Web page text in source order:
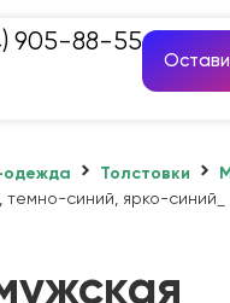
905-88-55
Толстовки
темно-синий, ярко-